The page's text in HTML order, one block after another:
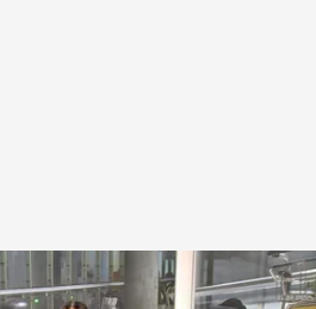
Sanz y Diego Losada